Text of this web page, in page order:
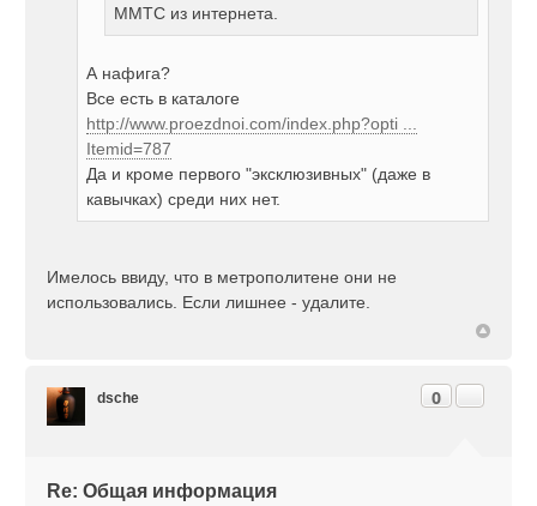
ММТС из интернета.
А нафига?
Все есть в каталоге
http://www.proezdnoi.com/index.php?opti ...
Itemid=787
Да и кроме первого "эксклюзивных" (даже в
кавычках) среди них нет.
Имелось ввиду, что в метрополитене они не
использовались. Если лишнее - удалите.
dsche
Re: Общая информация
0 Цитата